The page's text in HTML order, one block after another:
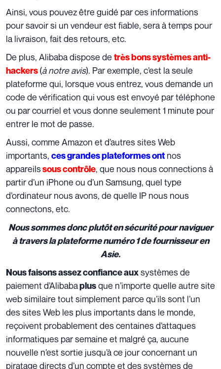
Ainsi, vous pouvez être guidé par ces informations
pour savoir si un vendeur est fiable, sera à temps pour
la livraison, fait des retours, etc.
De plus, Alibaba dispose de très bons systèmes anti-
hackers(à notre avis). Par exemple, c’est la seule
plateforme qui, lorsque vous entrez, vous demande un
code de vérification qui vous est envoyé par téléphone
ou par courriel et vous donne seulement 1 minute pour
entrer le mot de passe.
Aussi, comme Amazon et d’autres sites Web
importants, ces grandes plateformes ont nos
appareilssous contrôle, que nous nous connections à
partir d’un iPhone ou d’un Samsung, quel type
d’ordinateur nous avons, de quelle IP nous nous
connectons, etc.
Nous sommes donc plutôt en sécurité pour naviguer
à travers la plateforme numéro 1 de fournisseur en
Asie.
Nous faisons assez confiance auxsystèmes de
paiement d’Alibabaplusque n’importe quelle autre site
web similaire tout simplement parce qu’ils sont l’un
des sites Web les plus importants dans le monde,
reçoivent probablement des centaines d’attaques
informatiques par semaine et malgré ça, aucune
nouvelle n’est sortie jusqu’à ce jour concernant un
piratage directs d’un compte et des systèmes de